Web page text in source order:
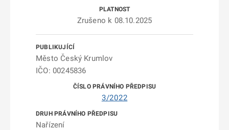
Zrušeno k 08.10.2025
Město Český Krumlov
IČO: 00245836
3/2022
Nařízení